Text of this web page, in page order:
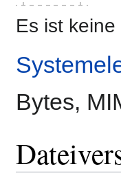
Es ist
Bytes,